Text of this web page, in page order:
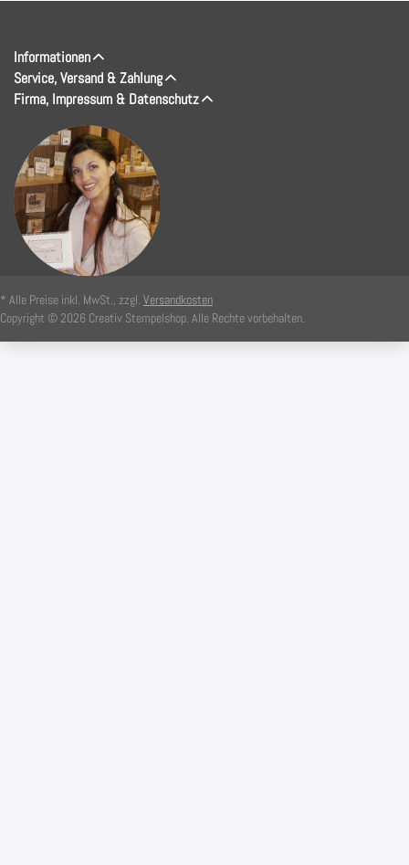
Informationen
Service, Versand & Zahlung
Firma, Impressum & Datenschutz
* Alle Preise inkl. MwSt., zzgl. Versandkosten
Copyright © 2026 Creativ Stempelshop. Alle Rechte vorbehalten.